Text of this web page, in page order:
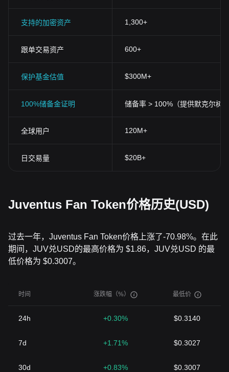
支持的加密资产 1,300+
跟单交易资产 600+
保护基金估值 $300M+
100%储备金证明 储备率 > 100%（提供默克尔树
全球用户 120M+
日交易量 $20B+
Juventus Fan Token价格历史(USD)
过去一年，Juventus Fan Token价格上涨了-70.98%。在此
期间，JUV兑USD的最高价格为 $1.86，JUV兑USD 的最
低价格为 $0.3007。
时间 涨跌幅（%） 最低价
24h +0.30% $0.3140
7d +1.71% $0.3027
30d +0.83% $0.3007